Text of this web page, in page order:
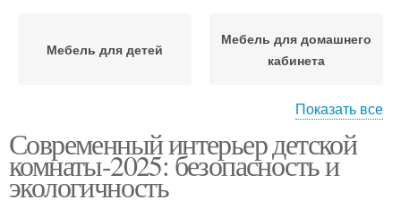
Мебель для детей
Мебель для домашнего
кабинета
Мебель для кабинета Мебель из массива
Показать все
Современный интерьер детской
комнаты-2025: безопасность и
экологичность